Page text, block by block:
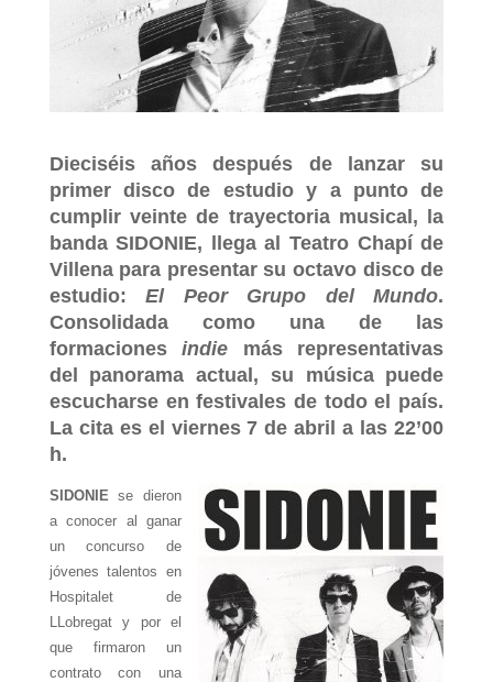
Dieciséis años después de lanzar su
primer disco de estudio y a punto de
cumplir veinte de trayectoria musical, la
banda SIDONIE, llega al Teatro Chapí de
Villena para presentar su octavo disco de
estudio:El Peor Grupo del Mundo.
Consolidada como una de las
formacionesindie más representativas
del panorama actual, su música puede
escucharse en festivales de todo el país.
La cita es el viernes 7 de abril a las 22’00
h.
SIDONIEse dieron
a conocer al ganar
un concurso de
jóvenes talentos en
Hospitalet de
LLobregat y por el
que firmaron un
contrato con una